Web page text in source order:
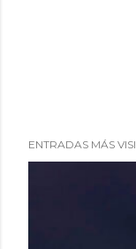
ENTRADAS MÁS